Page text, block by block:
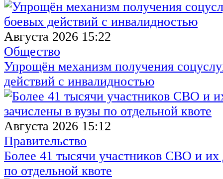
Августа 2026 15:22
Общество
Упрощён механизм получения
действий с инвалидностью
Августа 2026 15:12
Правительство
Более 41 тысячи участников СВО и их
по отдельной квоте